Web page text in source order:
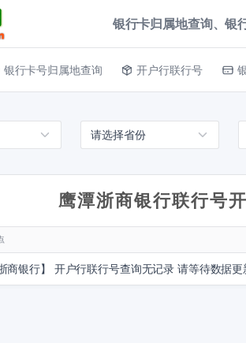
银行卡归属地查询、银
银行卡号归属地查询 开户行联行号
鹰潭浙商银行联行号
商银行】 开户行联行号查询无记录 请等待数据更